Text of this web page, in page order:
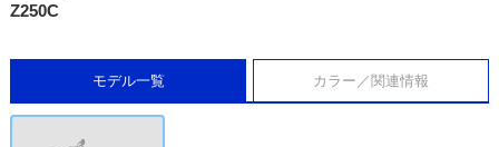
Z250C
モデル一覧 カラー／関連情報